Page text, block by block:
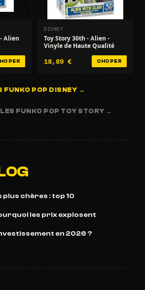
Alien
DISNEY
Toy Story 30th - Alien -
Vinyle de Haute Qualité
18,89 € CHOPER
FUNKO POP DISNEY →
FUNKO POP TOY STORY →
plus chères : top 10
les prix explosent
en 2026 ?